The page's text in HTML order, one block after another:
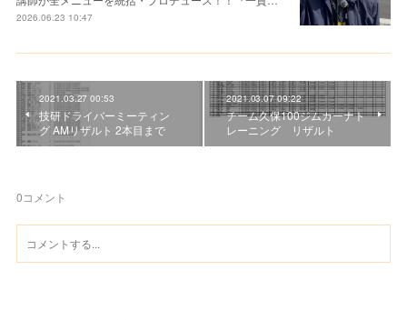
2026.06.23 10:47
2021.03.27 00:53
技研ドライバーミーティン
グ AMリザルト 2本目まで
2021.03.07 09:22
チーム久保100ジムカーナト
レーニング リザルト
0コメント